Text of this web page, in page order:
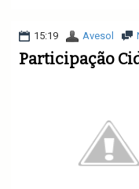
15:19 Avesol
Participação